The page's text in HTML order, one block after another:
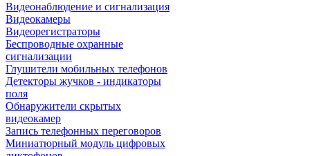
Видеонаблюдение и сигнализация
Видеокамеры
Видеорегистраторы
Беспроводные охранные
сигнализации
Глушители мобильных телефонов
Детекторы жучков - индикаторы
поля
Обнаружители скрытых
видеокамер
Запись телефонных переговоров
Миниатюрный модуль цифровых